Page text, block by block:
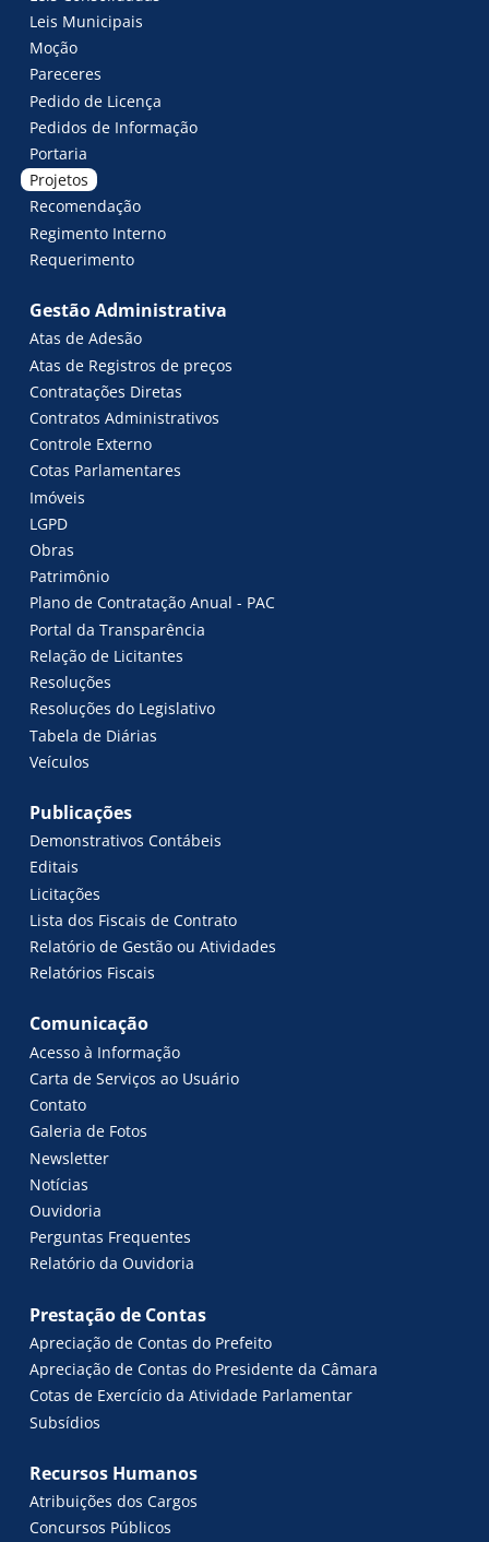
Leis Municipais
Moção
Pareceres
Pedido de Licença
Pedidos de Informação
Portaria
Projetos
Recomendação
Regimento Interno
Requerimento
Gestão Administrativa
Atas de Adesão
Atas de Registros de preços
Contratações Diretas
Contratos Administrativos
Controle Externo
Cotas Parlamentares
Imóveis
LGPD
Obras
Patrimônio
Plano de Contratação Anual - PAC
Portal da Transparência
Relação de Licitantes
Resoluções
Resoluções do Legislativo
Tabela de Diárias
Veículos
Publicações
Demonstrativos Contábeis
Editais
Licitações
Lista dos Fiscais de Contrato
Relatório de Gestão ou Atividades
Relatórios Fiscais
Comunicação
Acesso à Informação
Carta de Serviços ao Usuário
Contato
Galeria de Fotos
Newsletter
Notícias
Ouvidoria
Perguntas Frequentes
Relatório da Ouvidoria
Prestação de Contas
Apreciação de Contas do Prefeito
Apreciação de Contas do Presidente da Câmara
Cotas de Exercício da Atividade Parlamentar
Subsídios
Recursos Humanos
Atribuições dos Cargos
Concursos Públicos